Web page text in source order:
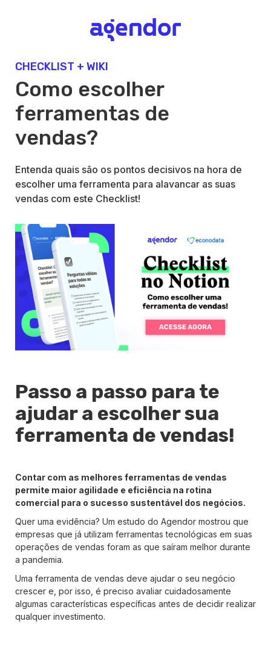
CHECKLIST + WIKI
Como escolher
ferramentas de
vendas?
Entenda quais são os pontos decisivos na hora de
escolher uma ferramenta para alavancar as suas
vendas com este Checklist!
Passo a passo para te
ajudar a escolher sua
ferramenta de vendas!
Contar com as melhores ferramentas de vendas
permite maior agilidade e eficiência na rotina
comercial para o sucesso sustentável dos negócios.
Quer uma evidência? Um estudo do Agendor mostrou que
empresas que já utilizam ferramentas tecnológicas em suas
operações de vendas foram as que saíram melhor durante
a pandemia.
Uma ferramenta de vendas deve ajudar o seu negócio
crescer e, por isso, é preciso avaliar cuidadosamente
algumas características específicas antes de decidir realizar
qualquer investimento.